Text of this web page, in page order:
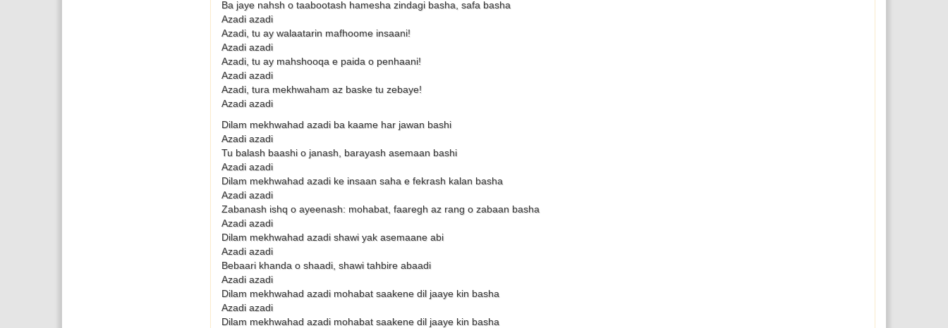
Ba jaye nahsh o taabootash hamesha zindagi basha, safa basha
Azadi azadi
Azadi, tu ay walaatarin mafhoome insaani!
Azadi azadi
Azadi, tu ay mahshooqa e paida o penhaani!
Azadi azadi
Azadi, tura mekhwaham az baske tu zebaye!
Azadi azadi
Dilam mekhwahad azadi ba kaame har jawan bashi
Azadi azadi
Tu balash baashi o janash, barayash asemaan bashi
Azadi azadi
Dilam mekhwahad azadi ke insaan saha e fekrash kalan basha
Azadi azadi
Zabanash ishq o ayeenash: mohabat, faaregh az rang o zabaan basha
Azadi azadi
Dilam mekhwahad azadi shawi yak asemaane abi
Azadi azadi
Bebaari khanda o shaadi, shawi tahbire abaadi
Azadi azadi
Dilam mekhwahad azadi mohabat saakene dil jaaye kin basha
Azadi azadi
Dilam mekhwahad azadi mohabat saakene dil jaaye kin basha